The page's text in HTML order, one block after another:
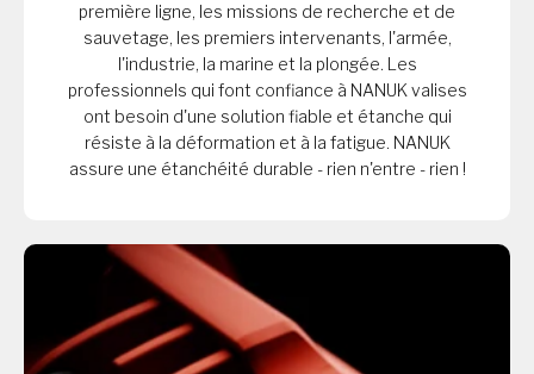
première ligne, les missions de recherche et de
sauvetage, les premiers intervenants, l'armée,
l'industrie, la marine et la plongée. Les
professionnels qui font confiance à NANUK valises
ont besoin d'une solution fiable et étanche qui
résiste à la déformation et à la fatigue. NANUK
assure une étanchéité durable - rien n'entre - rien !